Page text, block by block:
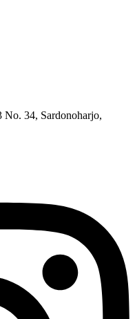
34, Sardonoharjo,